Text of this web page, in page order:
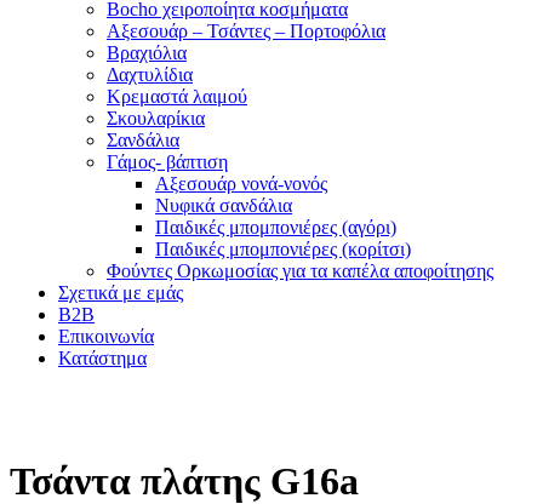
Bocho χειροποίητα κοσμήματα
Αξεσουάρ – Τσάντες – Πορτοφόλια
Βραχιόλια
Δαχτυλίδια
Κρεμαστά λαιμού
Σκουλαρίκια
Σανδάλια
Γάμος- βάπτιση
Αξεσουάρ νονά-νονός
Νυφικά σανδάλια
Παιδικές μπομπονιέρες (αγόρι)
Παιδικές μπομπονιέρες (κορίτσι)
Φούντες Ορκωμοσίας για τα καπέλα αποφοίτησης
Σχετικά με εμάς
B2B
Επικοινωνία
Κατάστημα
Τσάντα πλάτης G16a